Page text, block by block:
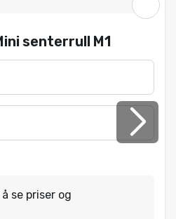
senterrull M1
se priser og